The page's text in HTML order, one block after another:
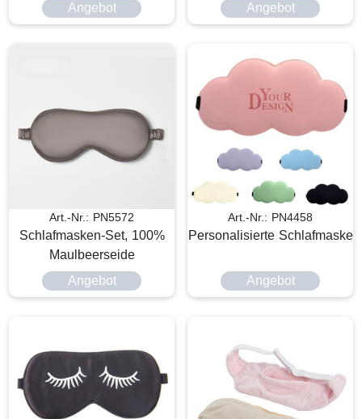
Angebot
Angebot
Art.-Nr.: PN5572
Schlafmasken-Set, 100%
Maulbeerseide
Angebot
Art.-Nr.: PN4458
Personalisierte Schlafmaske
Angebot